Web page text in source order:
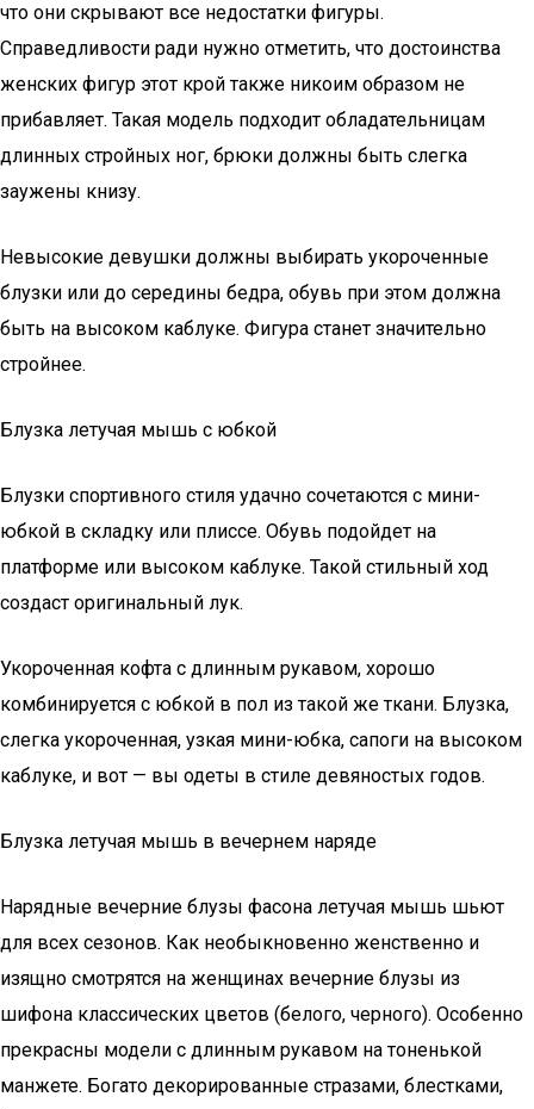
что они скрывают все недостатки фигуры.
Справедливости ради нужно отметить, что достоинства
женских фигур этот крой также никоим образом не
прибавляет. Такая модель подходит обладательницам
длинных стройных ног, брюки должны быть слегка
заужены книзу.
Невысокие девушки должны выбирать укороченные
блузки или до середины бедра, обувь при этом должна
быть на высоком каблуке. Фигура станет значительно
стройнее.
Блузка летучая мышь с юбкой
Блузки спортивного стиля удачно сочетаются с мини-
юбкой в складку или плиссе. Обувь подойдет на
платформе или высоком каблуке. Такой стильный ход
создаст оригинальный лук.
Укороченная кофта с длинным рукавом, хорошо
комбинируется с юбкой в пол из такой же ткани. Блузка,
слегка укороченная, узкая мини-юбка, сапоги на высоком
каблуке, и вот — вы одеты в стиле девяностых годов.
Блузка летучая мышь в вечернем наряде
Нарядные вечерние блузы фасона летучая мышь шьют
для всех сезонов. Как необыкновенно женственно и
изящно смотрятся на женщинах вечерние блузы из
шифона классических цветов (белого, черного). Особенно
прекрасны модели с длинным рукавом на тоненькой
манжете. Богато декорированные стразами, блестками,